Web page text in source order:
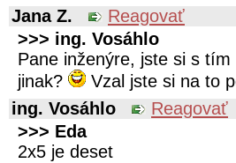
Jana Z.
Reagovať
>>> ing. Vosáhlo
Pane inženýre, jste si s
jinak?
Vzal jste si na to
ing. Vosáhlo
Reagovať
>>> Eda
2x5 je deset